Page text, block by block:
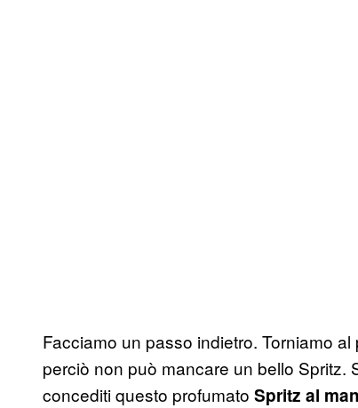
Facciamo un passo indietro. Torniamo
perciò non può mancare un bello Spritz.
concediti questo profumato Spritz al